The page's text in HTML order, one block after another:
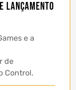
lançamento
e a
de
Control.